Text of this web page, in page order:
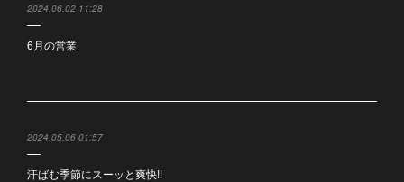
2024.06.02 11:28
6月の営業
2024.05.06 01:57
汗ばむ季節にスーッと爽快!!